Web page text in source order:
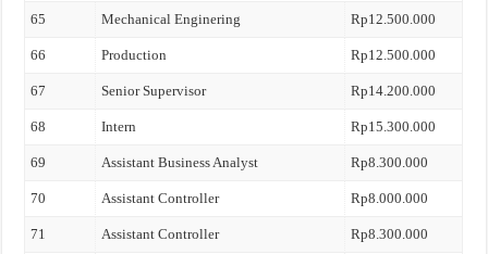
65 Mechanical Enginering Rp12.500.000
66 Production Rp12.500.000
67 Senior Supervisor Rp14.200.000
68 Intern Rp15.300.000
69 Assistant Business Analyst Rp8.300.000
70 Assistant Controller Rp8.000.000
71 Assistant Controller Rp8.300.000